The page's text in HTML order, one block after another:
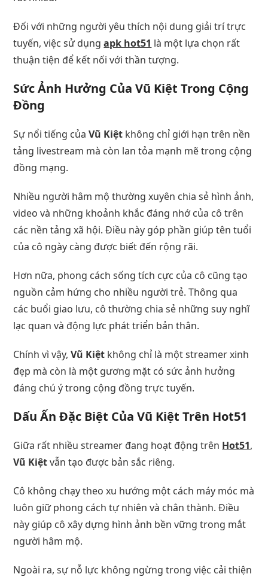
Đối với những người yêu thích nội dung giải trí trực
tuyến, việc sử dụngapk hot51 là một lựa chọn rất
thuận tiện để kết nối với thần tượng.
Sức Ảnh Hưởng Của Vũ Kiệt Trong Cộng
Đồng
Sự nổi tiếng củaVũ Kiệt không chỉ giới hạn trên nền
tảng livestream mà còn lan tỏa mạnh mẽ trong cộng
đồng mạng.
Nhiều người hâm mộ thường xuyên chia sẻ hình ảnh,
video và những khoảnh khắc đáng nhớ của cô trên
các nền tảng xã hội. Điều này góp phần giúp tên tuổi
của cô ngày càng được biết đến rộng rãi.
Hơn nữa, phong cách sống tích cực của cô cũng tạo
nguồn cảm hứng cho nhiều người trẻ. Thông qua
các buổi giao lưu, cô thường chia sẻ những suy nghĩ
lạc quan và động lực phát triển bản thân.
Chính vì vậy,Vũ Kiệt không chỉ là một streamer xinh
đẹp mà còn là một gương mặt có sức ảnh hưởng
đáng chú ý trong cộng đồng trực tuyến.
Dấu Ấn Đặc Biệt Của Vũ Kiệt Trên Hot51
Giữa rất nhiều streamer đang hoạt động trên Hot51,
Vũ Kiệtvẫn tạo được bản sắc riêng.
Cô không chạy theo xu hướng một cách máy móc mà
luôn giữ phong cách tự nhiên và chân thành. Điều
này giúp cô xây dựng hình ảnh bền vững trong mắt
người hâm mộ.
Ngoài ra, sự nỗ lực không ngừng trong việc cải thiện